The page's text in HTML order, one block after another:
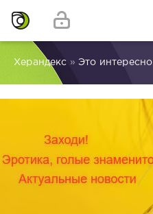
Херандекс »Это интересно